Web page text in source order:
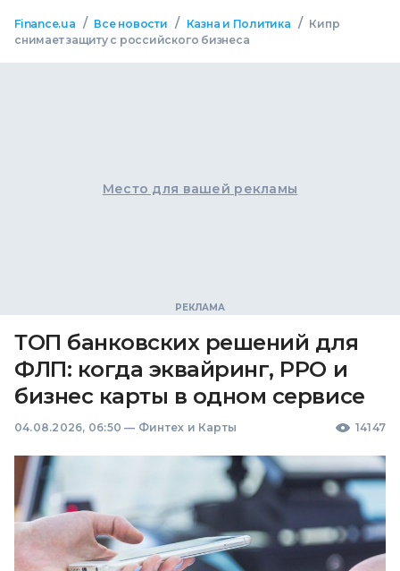
Finance.ua / Все новости / Казна и Политика / Кипр
снимает защиту с российского бизнеса
Место для вашей рекламы
ТОП банковских решений для
ФЛП: когда эквайринг, РРО и
бизнес карты в одном сервисе
04.08.2026, 06:50 — Финтех и Карты 14147